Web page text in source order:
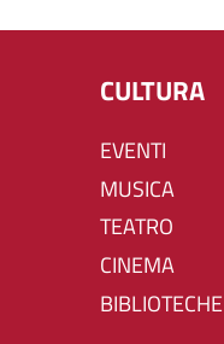
CULTURA
EVENTI
MUSICA
TEATRO
CINEMA
BIBLIOTECHE